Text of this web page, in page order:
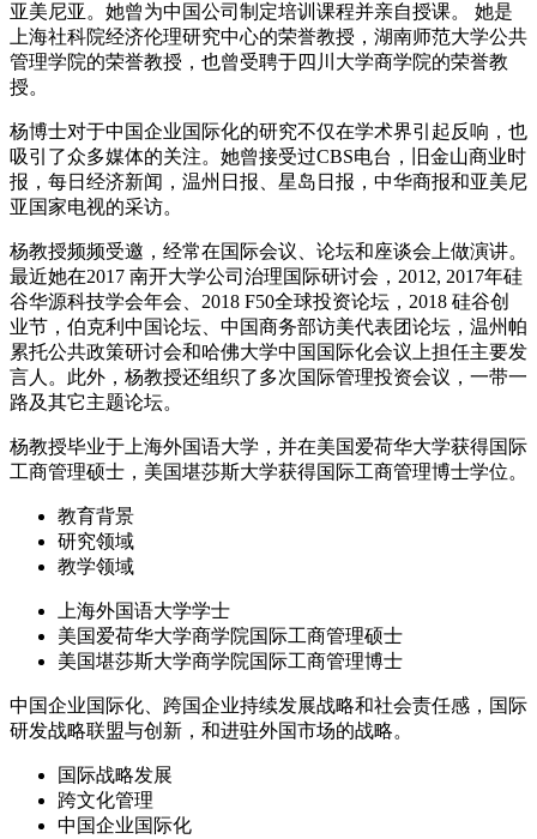
亚美尼亚。她曾为中国公司制定培训课程并亲自授课。 她是
上海社科院经济伦理研究中心的荣誉教授，湖南师范大学公共
管理学院的荣誉教授，也曾受聘于四川大学商学院的荣誉教
授。
杨博士对于中国企业国际化的研究不仅在学术界引起反响，也
吸引了众多媒体的关注。她曾接受过CBS电台，旧金山商业时
报，每日经济新闻，温州日报、星岛日报，中华商报和亚美尼
亚国家电视的采访。
杨教授频频受邀，经常在国际会议、论坛和座谈会上做演讲。
最近她在2017 南开大学公司治理国际研讨会，2012, 2017年硅
谷华源科技学会年会、2018 F50全球投资论坛，2018 硅谷创
业节，伯克利中国论坛、中国商务部访美代表团论坛，温州帕
累托公共政策研讨会和哈佛大学中国国际化会议上担任主要发
言人。此外，杨教授还组织了多次国际管理投资会议，一带一
路及其它主题论坛。
杨教授毕业于上海外国语大学，并在美国爱荷华大学获得国际
工商管理硕士，美国堪莎斯大学获得国际工商管理博士学位。
教育背景
研究领域
教学领域
上海外国语大学学士
美国爱荷华大学商学院国际工商管理硕士
美国堪莎斯大学商学院国际工商管理博士
中国企业国际化、跨国企业持续发展战略和社会责任感，国际
研发战略联盟与创新，和进驻外国市场的战略。
国际战略发展
跨文化管理
中国企业国际化